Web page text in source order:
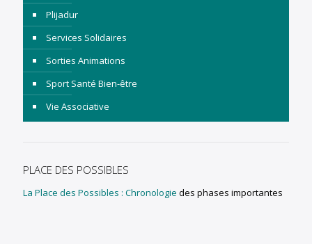
Plijadur
Services Solidaires
Sorties Animations
Sport Santé Bien-être
Vie Associative
PLACE DES POSSIBLES
La Place des Possibles : Chronologie des phases importantes